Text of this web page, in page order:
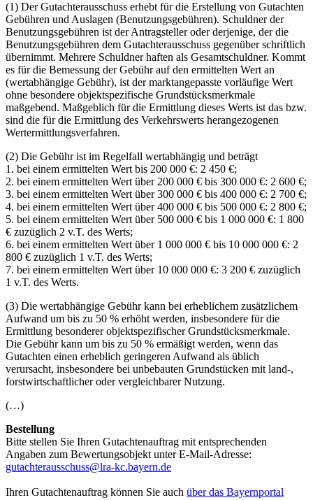
(1) Der Gutachterausschuss erhebt für die Erstellung von Gutachten
Gebühren und Auslagen (Benutzungsgebühren). Schuldner der
Benutzungsgebühren ist der Antragsteller oder derjenige, der die
Benutzungsgebühren dem Gutachterausschuss gegenüber schriftlich
übernimmt. Mehrere Schuldner haften als Gesamtschuldner. Kommt
es für die Bemessung der Gebühr auf den ermittelten Wert an
(wertabhängige Gebühr), ist der marktangepasste vorläufige Wert
ohne besondere objektspezifische Grundstücksmerkmale
maßgebend. Maßgeblich für die Ermittlung dieses Werts ist das bzw.
sind die für die Ermittlung des Verkehrswerts herangezogenen
Wertermittlungsverfahren.
(2) Die Gebühr ist im Regelfall wertabhängig und beträgt
1. bei einem ermittelten Wert bis 200 000 €: 2 450 €;
2. bei einem ermittelten Wert über 200 000 € bis 300 000 €: 2 600 €;
3. bei einem ermittelten Wert über 300 000 € bis 400 000 €: 2 700 €;
4. bei einem ermittelten Wert über 400 000 € bis 500 000 €: 2 800 €;
5. bei einem ermittelten Wert über 500 000 € bis 1 000 000 €: 1 800
€ zuzüglich 2 v.T. des Werts;
6. bei einem ermittelten Wert über 1 000 000 € bis 10 000 000 €: 2
800 € zuzüglich 1 v.T. des Werts;
7. bei einem ermittelten Wert über 10 000 000 €: 3 200 € zuzüglich
1 v.T. des Werts.
(3) Die wertabhängige Gebühr kann bei erheblichem zusätzlichem
Aufwand um bis zu 50 % erhöht werden, insbesondere für die
Ermittlung besonderer objektspezifischer Grundstücksmerkmale.
Die Gebühr kann um bis zu 50 % ermäßigt werden, wenn das
Gutachten einen erheblich geringeren Aufwand als üblich
verursacht, insbesondere bei unbebauten Grundstücken mit land-,
forstwirtschaftlicher oder vergleichbarer Nutzung.
(…)
Bestellung
Bitte stellen Sie Ihren Gutachtenauftrag mit entsprechenden
Angaben zum Bewertungsobjekt unter E-Mail-Adresse:
gutachterausschuss@lra-kc.bayern.de
Ihren Gutachtenauftrag können Sie auch über das Bayernportal